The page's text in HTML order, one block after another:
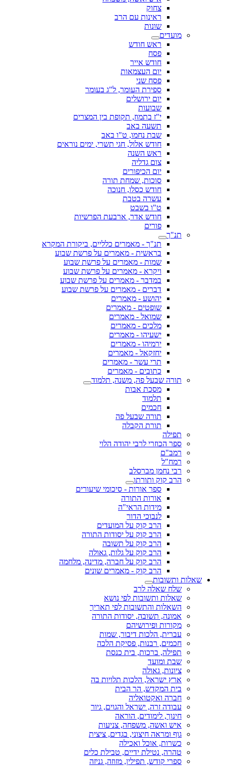
צחוק
ראינות עם הרב
שונות
מועדים
ראש חודש
פסח
חודש אייר
יום העצמאות
פסח שני
ספירת העומר, ל"ג בעומר
יום ירושלים
שבועות
י"ז בתמוז, תקופת בין המצרים
תשעה באב
שבת נחמו, ט"ו באב
חודש אלול, חגי תשרי, ימים נוראים
ראש השנה
צום גדליה
יום הכיפורים
סוכות, שמחת תורה
חודש כסלו, חנוכה
עשרה בטבת
ט"ו בשבט
חודש אדר, ארבעת הפרשיות
פורים
תנ"ך
תנ"ך - מאמרים כלליים, ביקורת המקרא
בראשית - מאמרים על פרשת שבוע
שמות - מאמרים על פרשת שבוע
ויקרא - מאמרים על פרשת שבוע
במדבר - מאמרים על פרשת שבוע
דברים - מאמרים על פרשת שבוע
יהושע - מאמרים
שופטים - מאמרים
שמואל - מאמרים
מלכים - מאמרים
ישעיהו - מאמרים
ירמיהו - מאמרים
יחזקאל - מאמרים
תרי עשר - מאמרים
כתובים - מאמרים
תורה שבעל פה, משנה, תלמוד
מסכת אבות
תלמוד
חכמים
תורה שבעל פה
תורת הקבלה
תפילה
ספר הכוזרי לרבי יהודה הלוי
רמב"ם
רמח"ל
רבי נחמן מברסלב
הרב קוק ותורתו
ספר אורות - סיכומי שיעורים
אורות התורה
מידות הראי"ה
לנבוכי הדור
הרב קוק על המועדים
הרב קוק על יסודות התורה
הרב קוק על תשובה
הרב קוק על גלות, גאולה
הרב קוק על חברה, מדינה, מלחמה
הרב קוק - מאמרים שונים
שאלות ותשובות
שלח שאלה לרב
שאלות ותשובות לפי נושא
השאלות והתשובות לפי תאריך
אמונה, תשובה, יסודות התורה
מקורות ופירושיהם
עברית, הלכות דיבור, שמות
חכמים, רבנות, פסיקת הלכה
תפילה, ברכות, בית כנסת
שבת ומועד
ציונות, גאולה
ארץ ישראל, הלכות תלויות בה
בית המקדש, הר הבית
חברה ואקטואליה
עבודה זרה, ישראל והגוים, גיור
חינוך, לימודים, הוראה
איש ואשה, משפחה, צניעות
גוף ומראה חיצוני, בגדים, ציצית
כשרות, אוכל ואכילה
טהרה, נטילת ידיים, טבילת כלים
ספרי קודש, תפילין, מזוזה, גניזה